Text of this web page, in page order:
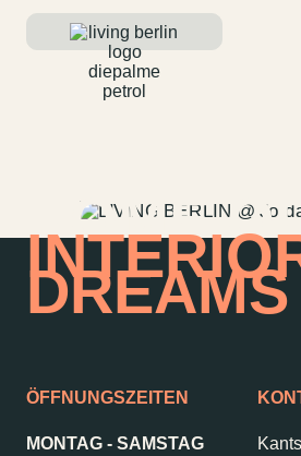
HOME
DREAMS
ÖFFNUNGSZEITEN
MONTAG - SAMSTAG